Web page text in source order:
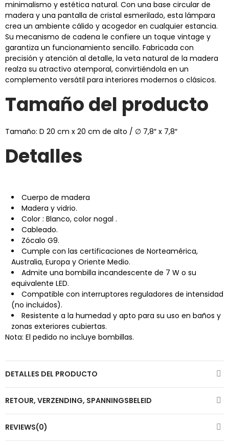
minimalismo y estética natural. Con una base circular de
madera y una pantalla de cristal esmerilado, esta lámpara
crea un ambiente cálido y acogedor en cualquier estancia.
Su mecanismo de cadena le confiere un toque vintage y
garantiza un funcionamiento sencillo. Fabricada con
precisión y atención al detalle, la veta natural de la madera
realza su atractivo atemporal, convirtiéndola en un
complemento versátil para interiores modernos o clásicos.
Tamaño del producto
Tamaño: D 20 cm x 20 cm de alto / ∅ 7,8″ x 7,8″
Detalles
Cuerpo de madera
Madera y vidrio.
Color : Blanco, color nogal .
Cableado.
Zócalo G9.
Cumple con las certificaciones de Norteamérica,
Australia, Europa y Oriente Medio.
Admite una bombilla incandescente de 7 W o su
equivalente LED.
Compatible con interruptores reguladores de intensidad
(no incluidos).
Resistente a la humedad y apto para su uso en baños y
zonas exteriores cubiertas.
Nota: El pedido no incluye bombillas.
DETALLES DEL PRODUCTO
RETOUR, VERZENDING, SPANNINGSBELEID
REVIEWS(0)